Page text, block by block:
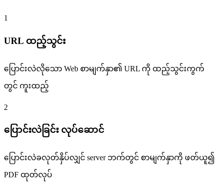
1
URL ထည့်သွင်း
ပြောင်းလဲလိုသော Web စာမျက်နှာ၏ URL ကို ထည့်သွင်းကွက်
တွင် ကူးထည့်
2
ပြောင်းလဲခြင်း လုပ်ဆောင်
ပြောင်းလဲခလုတ်နှိပ်လျှင် server ဘက်တွင် စာမျက်နှာကို ဖတ်ယူ၍
PDF ထုတ်လုပ်